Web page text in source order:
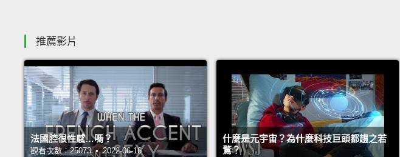
推薦影片
法國腔很性感…嗎？
觀看次數：25073 • 2022-06-16
什麼是元宇宙？為什麼科技巨頭都趨之若
鶩？